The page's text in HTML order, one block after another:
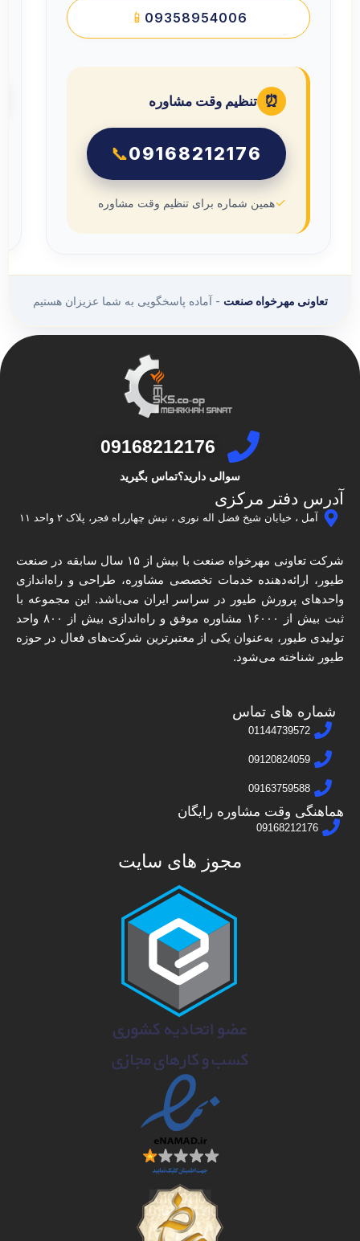
📱 09358954006
⏰ تنظیم وقت مشاوره
📞09168212176
✓همین شماره برای تنظیم وقت مشاوره
تعاونی مهرخواه صنعت - آماده پاسخگویی به شما عزیزان هستیم
09168212176
سوالی دارید؟تماس بگیرید
آدرس دفتر مرکزی
آمل ، خیابان شیخ فضل اله نوری ، نبش چهارراه فجر، پلاک ۲ واحد ۱۱
شرکت تعاونی مهرخواه صنعت با بیش از ۱۵ سال سابقه در صنعت
طیور، ارائه‌دهنده خدمات تخصصی مشاوره، طراحی و راه‌اندازی
واحدهای پرورش طیور در سراسر ایران می‌باشد. این مجموعه با
ثبت بیش از ۱۶۰۰۰ مشاوره موفق و راه‌اندازی بیش از ۸۰۰ واحد
تولیدی طیور، به‌عنوان یکی از معتبرترین شرکت‌های فعال در حوزه
طیور شناخته می‌شود.
شماره های تماس
01144739572
09120824059
09163759588
هماهنگی وقت مشاوره رایگان
09168212176
مجوز های سایت